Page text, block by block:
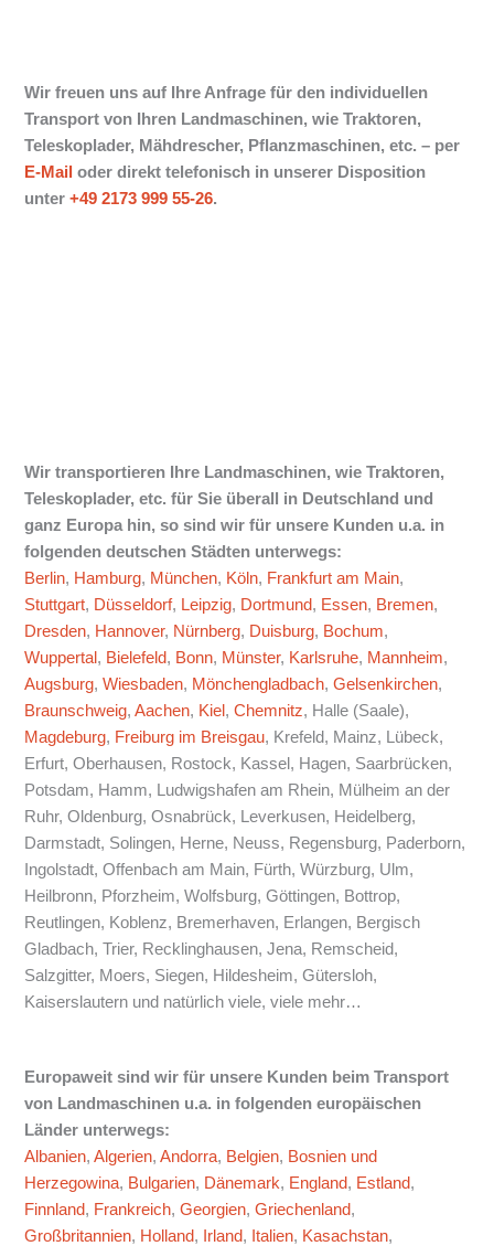
Wir freuen uns auf Ihre Anfrage für den individuellen
Transport von Ihren Landmaschinen, wie Traktoren,
Teleskoplader, Mähdrescher, Pflanzmaschinen, etc. – per
E-Mail oder direkt telefonisch in unserer Disposition
unter+49 2173 999 55-26.
Wir transportieren Ihre Landmaschinen, wie Traktoren,
Teleskoplader, etc. für Sie überall in Deutschland und
ganz Europa hin, so sind wir für unsere Kunden u.a. in
folgenden deutschen Städten unterwegs:
Berlin, Hamburg, München, Köln, Frankfurt am Main,
Stuttgart, Düsseldorf, Leipzig, Dortmund, Essen, Bremen,
Dresden, Hannover, Nürnberg, Duisburg, Bochum,
Wuppertal, Bielefeld, Bonn, Münster, Karlsruhe, Mannheim,
Augsburg,Wiesbaden, Mönchengladbach,Gelsenkirchen,
Braunschweig,Aachen, Kiel,Chemnitz, Halle (Saale),
Magdeburg, Freiburg im Breisgau, Krefeld, Mainz, Lübeck,
Erfurt, Oberhausen, Rostock, Kassel, Hagen, Saarbrücken,
Potsdam, Hamm, Ludwigshafen am Rhein, Mülheim an der
Ruhr, Oldenburg, Osnabrück, Leverkusen, Heidelberg,
Darmstadt, Solingen, Herne, Neuss, Regensburg, Paderborn,
Ingolstadt, Offenbach am Main, Fürth, Würzburg, Ulm,
Heilbronn, Pforzheim, Wolfsburg, Göttingen, Bottrop,
Reutlingen, Koblenz, Bremerhaven, Erlangen, Bergisch
Gladbach, Trier, Recklinghausen, Jena, Remscheid,
Salzgitter, Moers, Siegen, Hildesheim, Gütersloh,
Kaiserslautern und natürlich viele, viele mehr…
Europaweit sind wir für unsere Kunden beim Transport
von Landmaschinen u.a. in folgenden europäischen
Länder unterwegs:
Albanien,Algerien,Andorra, Belgien, Bosnien und
Herzegowina, Bulgarien, Dänemark, England, Estland,
Finnland, Frankreich,Georgien,Griechenland,
Großbritannien, Holland, Irland, Italien, Kasachstan,